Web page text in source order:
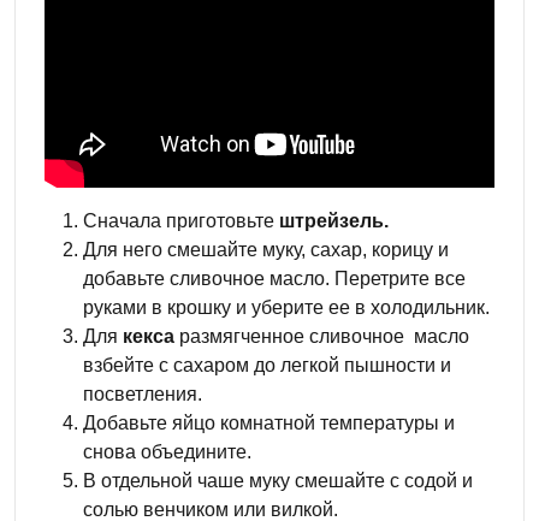
Сначала приготовьте штрейзель.
Для него смешайте муку, сахар, корицу и
добавьте сливочное масло. Перетрите все
руками в крошку и уберите ее в холодильник.
Для кекса размягченное сливочное масло
взбейте с сахаром до легкой пышности и
посветления.
Добавьте яйцо комнатной температуры и
снова объедините.
В отдельной чаше муку смешайте с содой и
солью венчиком или вилкой.